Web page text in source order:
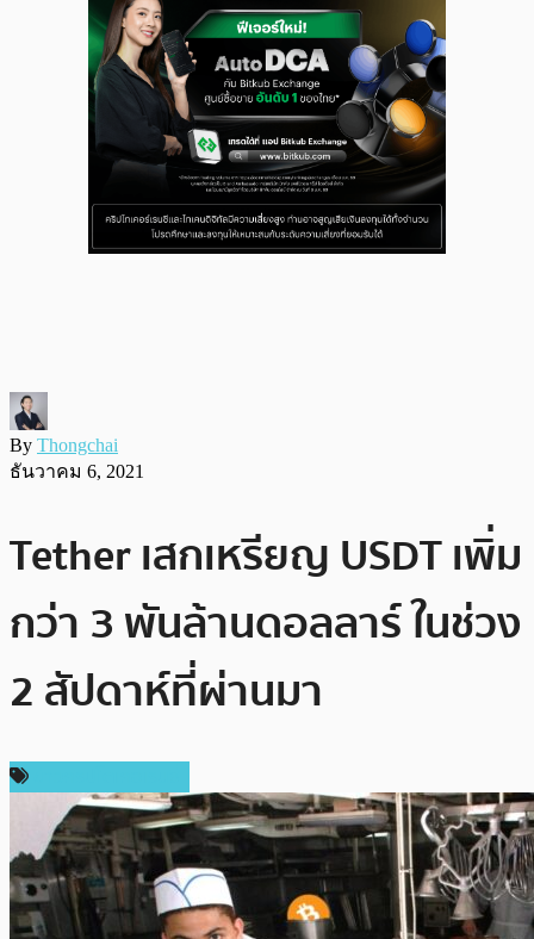
By Thongchai
ธันวาคม 6, 2021
Tether เสกเหรียญ USDT เพิ่ม
กว่า 3 พันล้านดอลลาร์ ในช่วง
2 สัปดาห์ที่ผ่านมา